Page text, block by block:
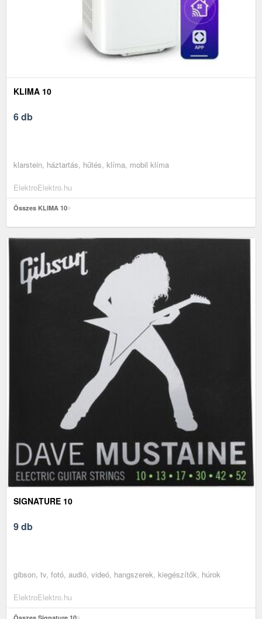
KLIMA 10
6 db
klarstein, háztartás, hűtés, klíma, mobil klíma
ElektroElektro.hu
Összes KLIMA 10
SIGNATURE 10
9 db
gibson, tv, fotó, audió, videó, hangszerek, kiegészítők, húrok
ElektroElektro.hu